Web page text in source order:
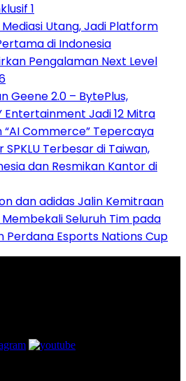
1
Mediasi Utang, Jadi Platform
di Indonesia
Pengalaman Next Level
Geene 2.0 – BytePlus,
Entertainment Jadi 12 Mitra
“AI Commerce” Tepercaya
SPKLU Terbesar di Taiwan,
dan Resmikan Kantor di
dan adidas Jalin Kemitraan
Seluruh Tim pada
Perdana Esports Nations Cup